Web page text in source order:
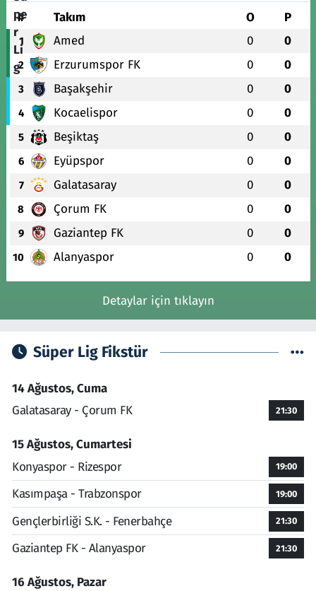
# Takım O P
1 Amed 0 0
2 Erzurumspor FK 0 0
3 Başakşehir 0 0
4 Kocaelispor 0 0
5 Beşiktaş 0 0
6 Eyüpspor 0 0
7 Galatasaray 0 0
8 Çorum FK 0 0
9 Gaziantep FK 0 0
10 Alanyaspor 0 0
Detaylar için tıklayın
Süper Lig Fikstür
14 Ağustos, Cuma
Galatasaray - Çorum FK
21:30
15 Ağustos, Cumartesi
Konyaspor - Rizespor
19:00
Kasımpaşa - Trabzonspor 19:00
Gençlerbirliği S.K. - Fenerbahçe 21:30
Gaziantep FK - Alanyaspor 21:30
16 Ağustos, Pazar